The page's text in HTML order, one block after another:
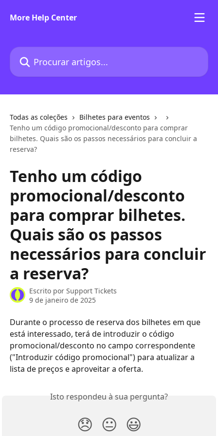
More Help Center
Procurar artigos...
Todas as coleções
Bilhetes para eventos
Tenho um código promocional/desconto para comprar
bilhetes. Quais são os passos necessários para concluir a
reserva?
Tenho um código
promocional/desconto
para comprar bilhetes.
Quais são os passos
necessários para concluir
a reserva?
Escrito por Support Tickets
9 de janeiro de 2025
Durante o processo de reserva dos bilhetes em que
está interessado, terá de introduzir o código
promocional/desconto no campo correspondente
("Introduzir código promocional") para atualizar a
lista de preços e aproveitar a oferta.
Isto respondeu à sua pergunta?
😞 😐 😃